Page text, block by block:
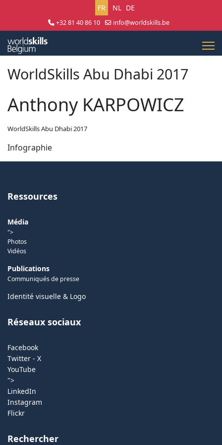
Sélectionnez votre langue
FR NL DE
+32 81 40 86 10
info@worldskills.be
WorldSkills Abu Dhabi 2017
Anthony KARPOWICZ
WorldSkills Abu Dhabi 2017
Infographie
Ressources
Média
">
Photos
Vidéos
Publications
Communiqués de presse
Identité visuelle & Logo
Réseaux sociaux
Facebook
Twitter - X
YouTube
">
LinkedIn
Instagram
Flickr
Rechercher